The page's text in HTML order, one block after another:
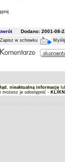
Dodano: 2001-08-
Zapisz w schowku
, nieaktualną informację
możesz je udostępnić -